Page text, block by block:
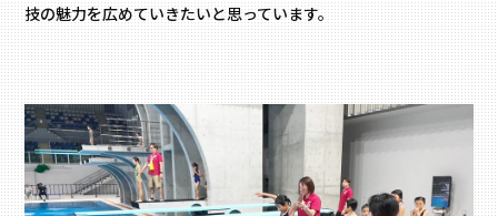
技の魅力を広めていきたいと思っています。